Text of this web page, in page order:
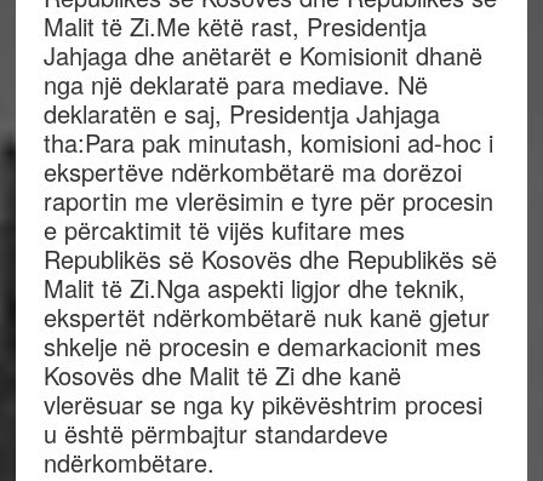
Malit të Zi.Me këtë rast, Presidentja
Jahjaga dhe anëtarët e Komisionit dhanë
nga një deklaratë para mediave. Në
deklaratën e saj, Presidentja Jahjaga
tha:Para pak minutash, komisioni ad-hoc i
ekspertëve ndërkombëtarë ma dorëzoi
raportin me vlerësimin e tyre për procesin
e përcaktimit të vijës kufitare mes
Republikës së Kosovës dhe Republikës së
Malit të Zi.Nga aspekti ligjor dhe teknik,
ekspertët ndërkombëtarë nuk kanë gjetur
shkelje në procesin e demarkacionit mes
Kosovës dhe Malit të Zi dhe kanë
vlerësuar se nga ky pikëvështrim procesi
u është përmbajtur standardeve
ndërkombëtare.